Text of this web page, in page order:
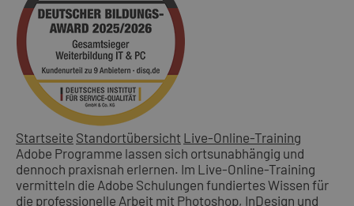
Startseite Standortübersicht Live-Online-Training
Adobe Programme lassen sich ortsunabhängig und
dennoch praxisnah erlernen. Im Live-Online-Training
vermitteln die Adobe Schulungen fundiertes Wissen für
die professionelle Arbeit mit Photoshop, InDesign und